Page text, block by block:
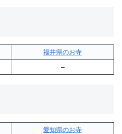
福井県のお寺
–
愛知県のお寺